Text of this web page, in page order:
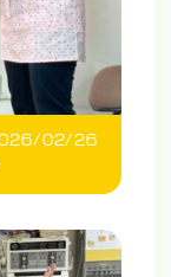
02/26